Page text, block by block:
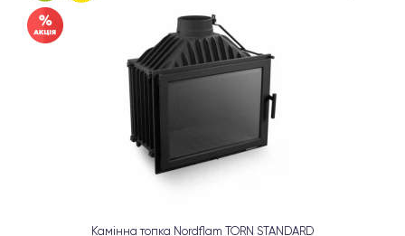
Камінна топка Nordflam TORN STANDARD